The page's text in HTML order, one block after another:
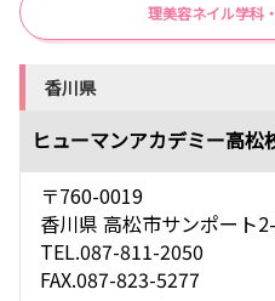
理美容ネイル学科
香川県
ヒューマンアカデミー高松
〒760-0019
香川県 高松市サンポート
TEL.087-811-2050
FAX.087-823-5277